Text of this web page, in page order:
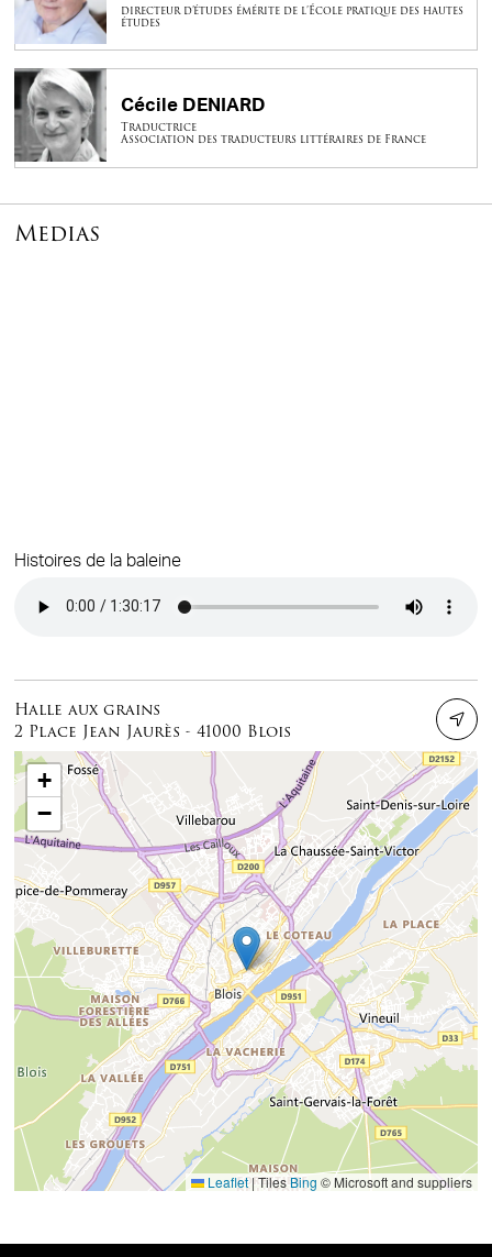
directeur d’études émérite de l’École pratique des hautes
études
Cécile DENIARD
Traductrice
Association des traducteurs littéraires de France
Medias
Histoires de la baleine
Halle aux grains
2 Place Jean Jaurès - 41000 Blois
+
−
Leaflet |TilesBing © Microsoft and suppliers